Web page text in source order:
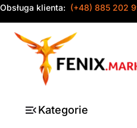
Obsługa klienta: (+48) 885 202
Kategorie